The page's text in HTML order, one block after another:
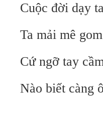
Cuộc đời dạy
Ta mải mê
Cứ ngỡ tay
Nào biết càng